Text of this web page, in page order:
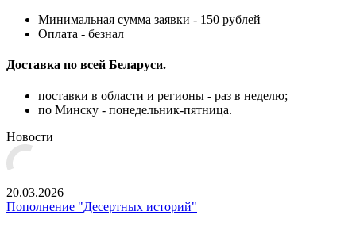
Минимальная сумма заявки - 150 рублей
Оплата - безнал
Доставка по всей Беларуси.
поставки в области и регионы - раз в неделю;
по Минску - понедельник-пятница.
Новости
20.03.2026
Пополнение "Десертных историй"